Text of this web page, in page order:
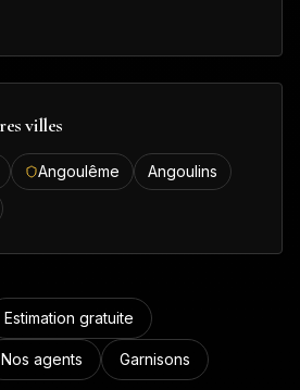
villes
Angoulême
Angoulins
Estimation gratuite
Nos agents Garnisons